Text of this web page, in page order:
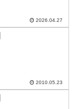
2026.04.27
2010.05.23